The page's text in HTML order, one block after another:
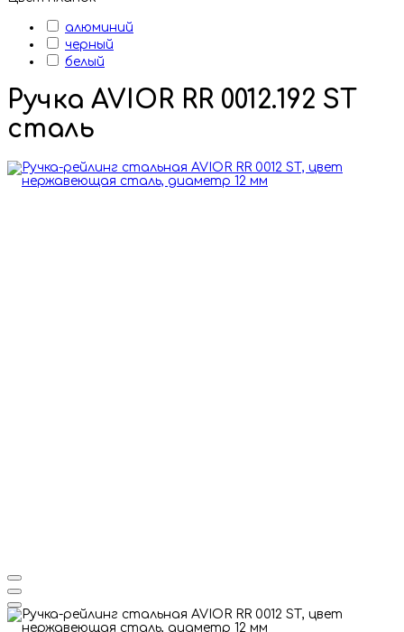
алюминий
черный
белый
Ручка AVIOR RR 0012.192 SТ
сталь